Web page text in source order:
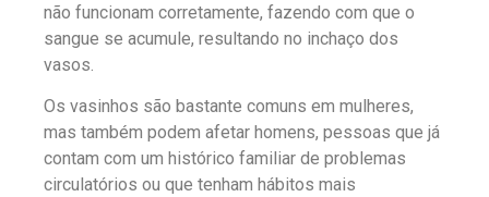
não funcionam corretamente, fazendo com que o
sangue se acumule, resultando no inchaço dos
vasos.
Os vasinhos são bastante comuns em mulheres,
mas também podem afetar homens, pessoas que já
contam com um histórico familiar de problemas
circulatórios ou que tenham hábitos mais